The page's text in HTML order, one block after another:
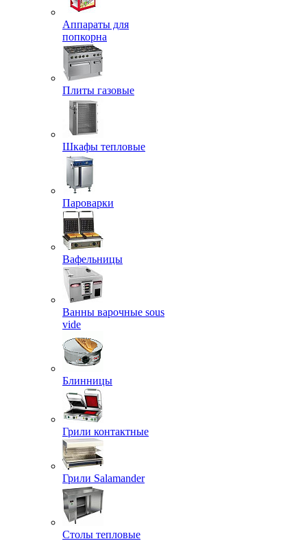
Аппараты для
попкорна
Плиты газовые
Шкафы тепловые
Пароварки
Вафельницы
Ванны варочные sous
vide
Блинницы
Грили контактные
Грили Salamander
Столы тепловые